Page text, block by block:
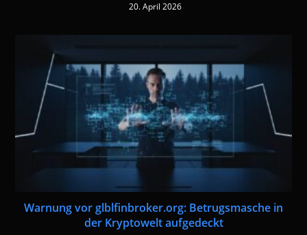
20. April 2026
Warnung vor glblfinbroker.org: Betrugsmasche in
der Kryptowelt aufgedeckt